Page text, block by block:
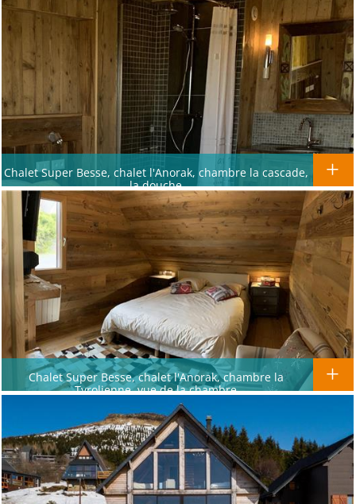
Chalet Super Besse, chalet l'Anorak, chambre la cascade,
la douche
Chalet Super Besse, chalet l'Anorak, chambre la
Tyrolienne, vue de la chambre